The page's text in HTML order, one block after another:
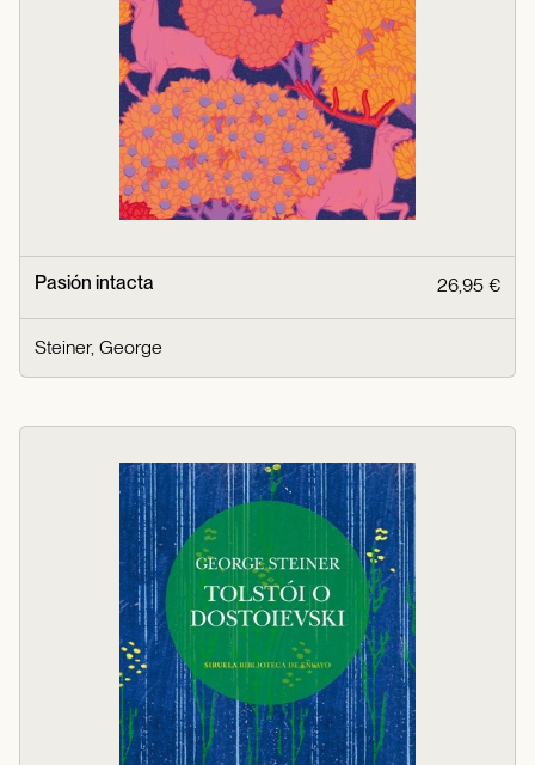
Pasión intacta 26,95 €
Steiner, George